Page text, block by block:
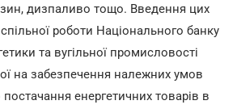
дизпаливо тощо. Введення цих
роботи Національного банку
та вугільної промисловості
на забезпечення належних умов
енергетичних товарів в